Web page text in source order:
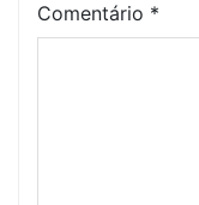
Comentário *